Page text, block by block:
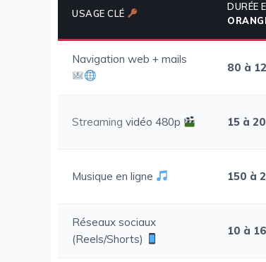
USAGE CLÉ
DURÉE
Navigation web + mails
80 à
Streaming vidéo 480p 15 à
Musique en ligne 150 à
Réseaux sociaux
(Reels/Shorts)
10 à